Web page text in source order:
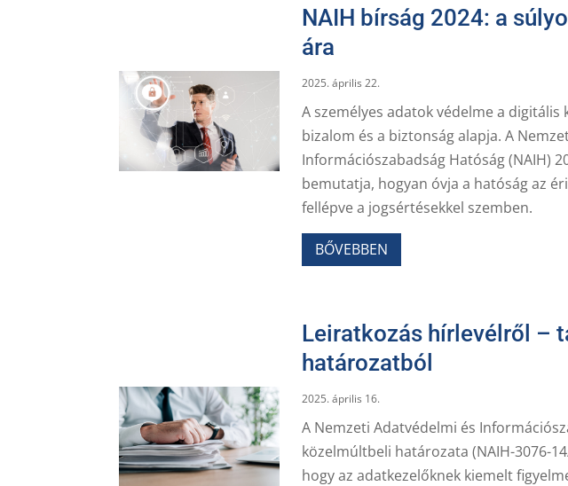
NAIH bírság 2024: a
ára
2025. április 22.
A személyes adatok védelme a digitális
bizalom és a biztonság alapja. A
Információszabadság Hatóság (NAIH)
bemutatja, hogyan óvja a hatóság az
fellépve a jogsértésekkel szemben.
BŐVEBBEN
Leiratkozás hírlevélről –
határozatból
2025. április 16.
A Nemzeti Adatvédelmi és
közelmúltbeli határozata (NAIH-3076-
hogy az adatkezelőknek kiemelt